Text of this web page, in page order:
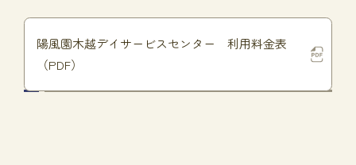
陽風園木越デイサービスセンター 利用料金表
（PDF）